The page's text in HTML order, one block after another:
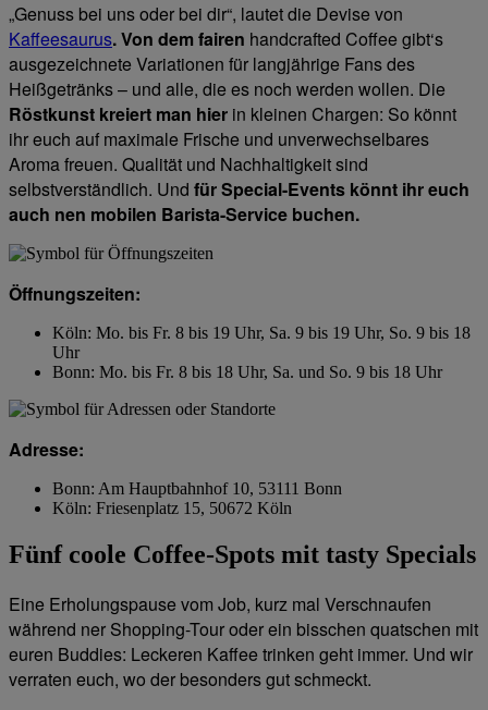
„Genuss bei uns oder bei dir“, lautet die Devise von
Kaffeesaurus. Von dem fairen handcrafted Coffee gibt‘s
ausgezeichnete Variationen für langjährige Fans des
Heißgetränks – und alle, die es noch werden wollen. Die
Röstkunst kreiert man hier in kleinen Chargen: So könnt
ihr euch auf maximale Frische und unverwechselbares
Aroma freuen. Qualität und Nachhaltigkeit sind
selbstverständlich. Und für Special-Events könnt ihr euch
auch nen mobilen Barista-Service buchen.
Öffnungszeiten:
Köln: Mo. bis Fr. 8 bis 19 Uhr, Sa. 9 bis 19 Uhr, So. 9 bis 18
Uhr
Bonn: Mo. bis Fr. 8 bis 18 Uhr, Sa. und So. 9 bis 18 Uhr
Adresse:
Bonn: Am Hauptbahnhof 10, 53111 Bonn
Köln: Friesenplatz 15, 50672 Köln
Fünf coole Coffee-Spots mit tasty Specials
Eine Erholungspause vom Job, kurz mal Verschnaufen
während ner Shopping-Tour oder ein bisschen quatschen mit
euren Buddies: Leckeren Kaffee trinken geht immer. Und wir
verraten euch, wo der besonders gut schmeckt.